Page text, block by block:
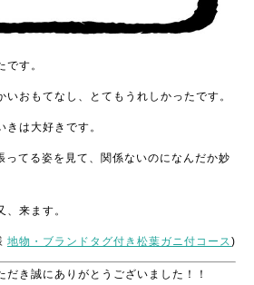
です。
いおもてなし、とてもうれしかったです。
きは大好きです。
ってる姿を見て、関係ないのになんだか妙
、来ます。
地物・ブランドタグ付き松葉ガニ付コース )
だき誠にありがとうございました！！